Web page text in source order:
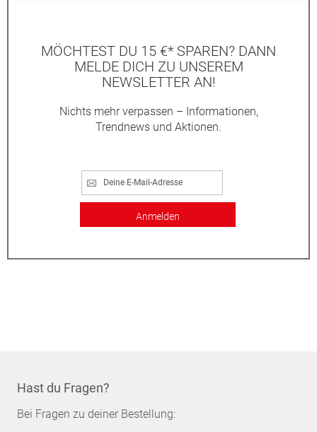
MÖCHTEST DU 15 €* SPAREN? DANN
MELDE DICH ZU UNSEREM
NEWSLETTER AN!
Nichts mehr verpassen – Informationen,
Trendnews und Aktionen.
Anmelden
Hast du Fragen?
Bei Fragen zu deiner Bestellung: